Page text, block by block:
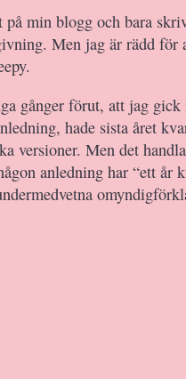
min blogg och bara
Men jag är rädd för
gånger förut, att jag
hade sista året
versioner. Men det
anledning har “ett år